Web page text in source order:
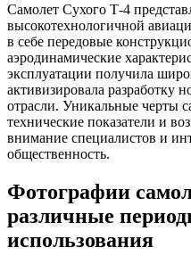
Самолет Сухого Т-4
высокотехнологичной
в себе передовые
аэродинамические
эксплуатации получила
активизировала разработку
отрасли. Уникальные черты
технические показатели и
внимание специалистов и
общественность.
Фотографии
различные
использования